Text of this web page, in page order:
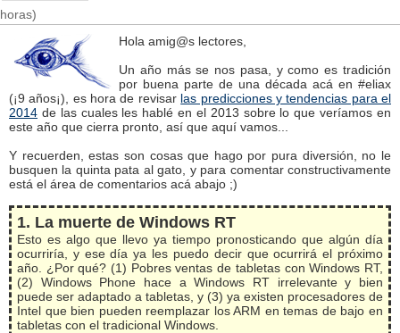
horas)
Hola amig@s lectores,
Un año más se nos pasa, y como es tradición
por buena parte de una década acá en #eliax
(¡9 años¡), es hora de revisar las predicciones y tendencias para el
2014 de las cuales les hablé en el 2013 sobre lo que veríamos en
este año que cierra pronto, así que aquí vamos...
Y recuerden, estas son cosas que hago por pura diversión, no le
busquen la quinta pata al gato, y para comentar constructivamente
está el área de comentarios acá abajo ;)
1. La muerte de Windows RT
Esto es algo que llevo ya tiempo pronosticando que algún día
ocurriría, y ese día ya les puedo decir que ocurrirá el próximo
año. ¿Por qué? (1) Pobres ventas de tabletas con Windows RT,
(2) Windows Phone hace a Windows RT irrelevante y bien
puede ser adaptado a tabletas, y (3) ya existen procesadores de
Intel que bien pueden reemplazar los ARM en temas de bajo en
tabletas con el tradicional Windows.